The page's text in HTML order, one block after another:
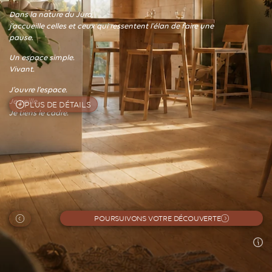
Dans la nature du Jura,
j’accueille celles et ceux qui ressentent l’élan de faire une
pause.
Un espace simple.
Vivant.
J’ouvre l’espace.
Je veille.
Je tiens le cadre.
PLUS DE DÉTAILS
POURSUIVONS VOTRE DÉCOUVERTE